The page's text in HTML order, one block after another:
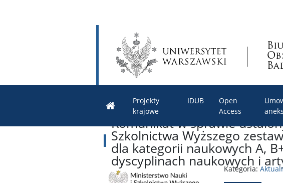
Projekty
krajowe
IDUB
Open
Access
Komunikat w sprawie
Szkolnictwa Wyższego
dla kategorii naukowych A,
dyscyplinach naukowych i
Kategoria: